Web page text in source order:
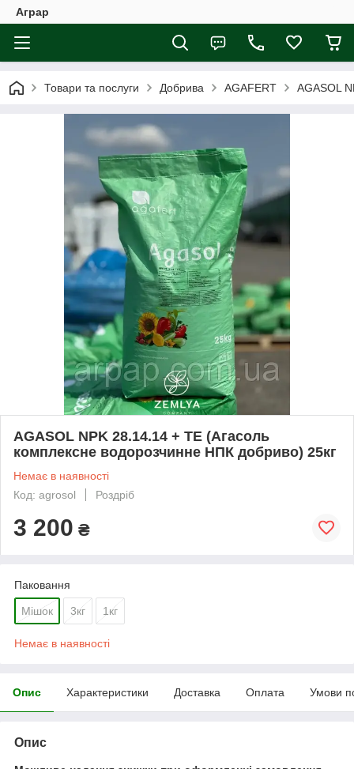
Аграр
Товари та послуги Добрива AGAFERT AGASOL
AGASOL NPK 28.14.14 + TE (Агасоль
комплексне водорозчинне НПК добриво) 25кг
Немає в наявності
Код: agrosol
Роздріб
3 200 ₴
Паковання
Мішок 3кг 1кг
Немає в наявності
Опис Характеристики Доставка Оплата Умови
Опис